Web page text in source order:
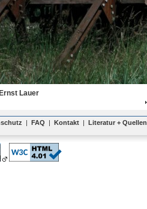
Ernst Lauer
| FAQ | Kontakt | Literatur + Quellen